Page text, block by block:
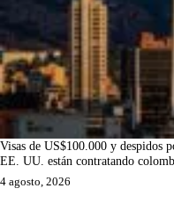
Visas de US$100.000 y despidos
EE. UU. están contratando
4 agosto, 2026